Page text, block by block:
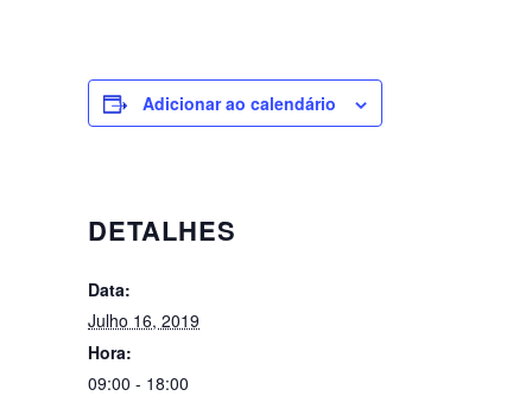
Adicionar ao calendário
DETALHES
Data:
Julho 16, 2019
Hora:
09:00 - 18:00